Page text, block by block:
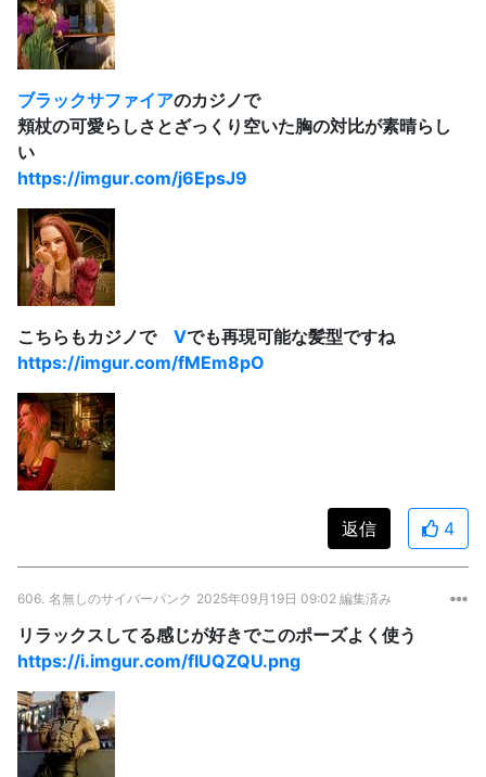
ブラックサファイアのカジノで
頬杖の可愛らしさとざっくり空いた胸の対比が素晴らし
い
https://imgur.com/j6EpsJ9
こちらもカジノで Vでも再現可能な髪型ですね
https://imgur.com/fMEm8pO
返信 4
606. 名無しのサイバーパンク 2025年09月19日 09:02 編集済み
リラックスしてる感じが好きでこのポーズよく使う
https://i.imgur.com/fIUQZQU.png